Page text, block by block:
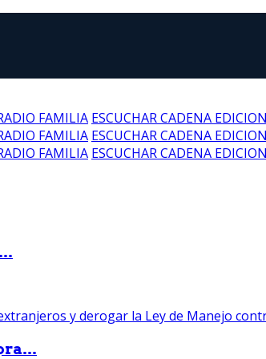
FAMILIA ESCUCHAR CADENA EDICION
FAMILIA ESCUCHAR CADENA EDICION
FAMILIA ESCUCHAR CADENA EDICION